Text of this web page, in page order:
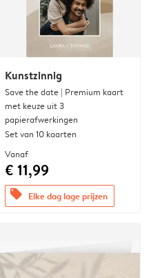
Kunstzinnig
Save the date | Premium kaart
met keuze uit 3
papierafwerkingen
Set van 10 kaarten
Vanaf
€ 11,99
offers Elke dag lage prijzen